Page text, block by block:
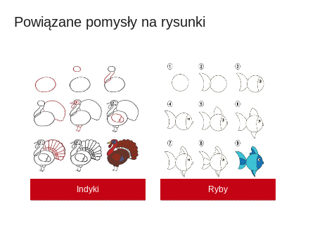
Powiązane pomysły na rysunki
Indyki Ryby